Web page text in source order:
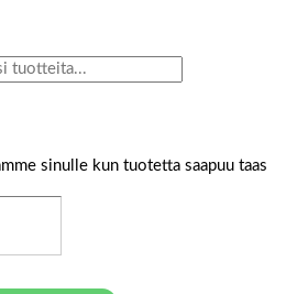
sinulle kun tuotetta saapuu taas